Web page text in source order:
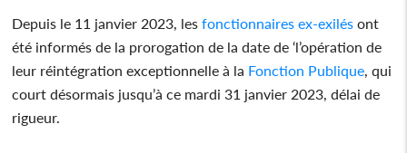
Depuis le 11 janvier 2023, lesfonctionnaires ex-exilés ont
été informés de la prorogation de la date de ‘l’opération de
leur réintégration exceptionnelle à la Fonction Publique, qui
court désormais jusqu’à ce mardi 31 janvier 2023, délai de
rigueur.